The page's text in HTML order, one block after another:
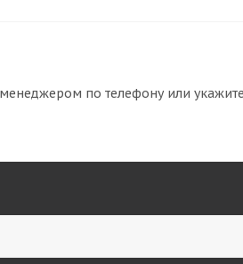
по телефону или